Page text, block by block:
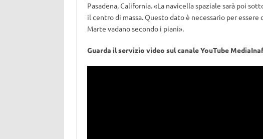
Pasadena, California. «La navicella spaziale sarà poi
il centro di massa. Questo dato è necessario per essere
Marte vadano secondo i piani».
Guarda il servizio video sul canale YouTube